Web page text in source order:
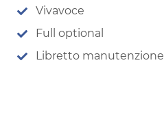
Vivavoce
Full optional
Libretto manutenzione